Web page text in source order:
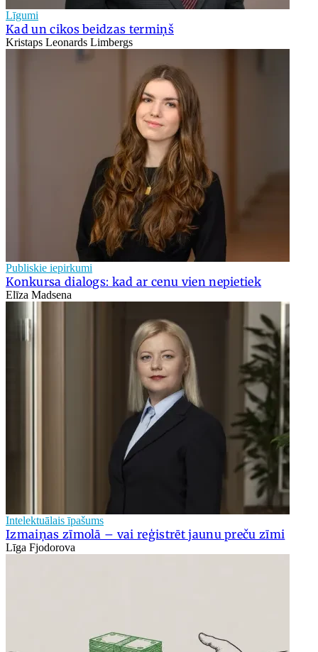
Līgumi
Kad un cikos beidzas termiņš
Kristaps Leonards Limbergs
Publiskie iepirkumi
Konkursa dialogs: kad ar cenu vien nepietiek
Elīza Madsena
Intelektuālais īpašums
Izmaiņas zīmolā – vai reģistrēt jaunu preču zīmi
Līga Fjodorova